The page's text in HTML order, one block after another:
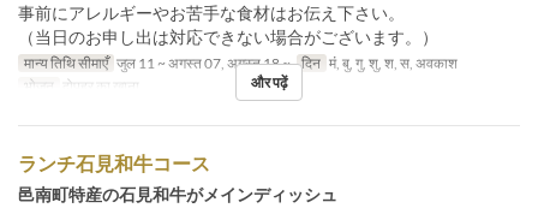
事前にアレルギーやお苦手な食材はお伝え下さい。
（当日のお申し出は対応できない場合がございます。）
मान्य तिथि सीमाएँ जुल 11 ~ अगस्त 07, अगस्त 18 ~ दिन मं, बु, गु, शु, श, स, अवकाश
भोजन
दोपहर का खाना और पढ़ें
ランチ石見和牛コース
邑南町特産の石見和牛がメインディッシュ